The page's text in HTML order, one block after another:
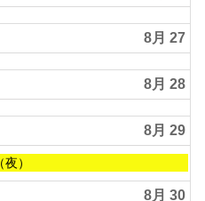
8月 27
8月 28
8月 29
）
8月 30